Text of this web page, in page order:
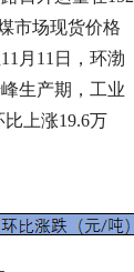
市场现货价格
月11日，环渤
生产期，工业
上涨19.6万